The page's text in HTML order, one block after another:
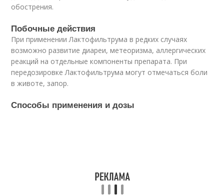
обострения.
Побочные действия
При применении Лактофильтрума в редких случаях
возможно развитие диареи, метеоризма, аллергических
реакций на отдельные компоненты препарата. При
передозировке Лактофильтрума могут отмечаться боли
в животе, запор.
Способы применения и дозы